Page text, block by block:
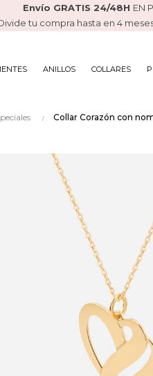
Envío GRATIS 24/48H EN
tu compra hasta en 4
ANILLOS COLLARES
Collar Corazón con